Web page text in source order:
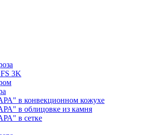
3K
в конвекционном кожухе
в облицовке из камня
в сетке